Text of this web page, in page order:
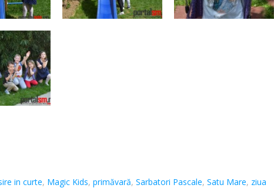
in curte, Magic Kids, primăvară, Sarbatori Pascale, Satu Mare, ziua